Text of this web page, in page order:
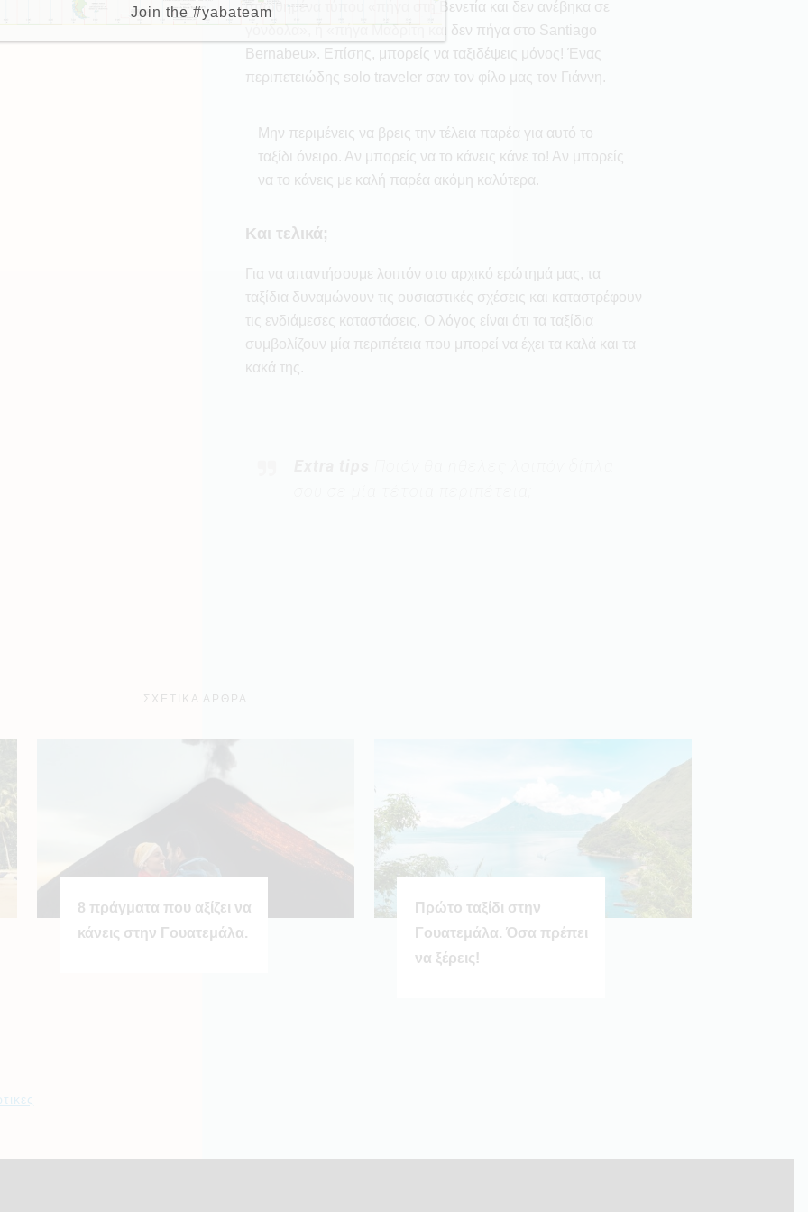
απωθημένα τύπου «πήγα στη Βενετία και δεν ανέβηκα σε
γόνδολα», ή «πήγα Μαδρίτη και δεν πήγα στο Santiago
Bernabeu». Επίσης, μπορείς να ταξιδέψεις μόνος! Ένας
περιπετειώδης solo traveler σαν τον φίλο μας τον Γιάννη.
Μην περιμένεις να βρεις την τέλεια παρέα για αυτό το
ταξίδι όνειρο. Αν μπορείς να το κάνεις κάνε το! Αν μπορείς
να το κάνεις με καλή παρέα ακόμη καλύτερα.
Και τελικά;
Για να απαντήσουμε λοιπόν στο αρχικό ερώτημά μας, τα
ταξίδια δυναμώνουν τις ουσιαστικές σχέσεις και καταστρέφουν
τις ενδιάμεσες καταστάσεις. Ο λόγος είναι ότι τα ταξίδια
συμβολίζουν μία περιπέτεια που μπορεί να έχει τα καλά και τα
κακά της.
ΣΧΕΤΙΚΑ ΑΡΘΡΑ
8 πράγματα που αξίζει να
κάνεις στην Γουατεμάλα.
Πρώτο ταξίδι στην
Γουατεμάλα. Όσα πρέπει
να ξέρεις!
Join the #yabateam